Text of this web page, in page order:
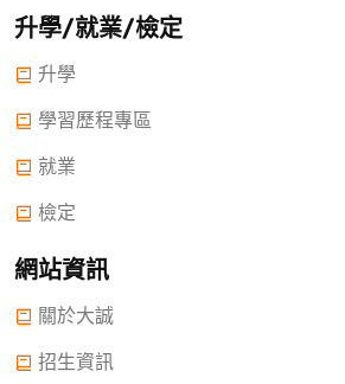
升學/就業/檢定
升學
學習歷程專區
就業
檢定
網站資訊
關於大誠
招生資訊